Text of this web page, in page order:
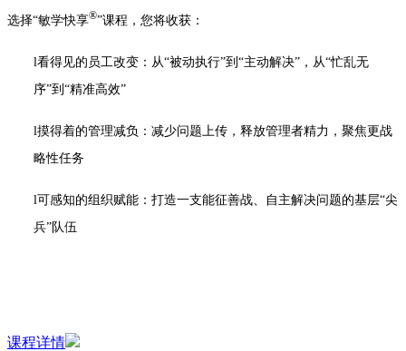
选择“敏学快享®”课程，您将收获：
l看得见的员工改变：从“被动执行”到“主动解决”，从“忙乱无
序”到“精准高效”
l摸得着的管理减负：减少问题上传，释放管理者精力，聚焦更战
略性任务
l可感知的组织赋能：打造一支能征善战、自主解决问题的基层“尖
兵”队伍
课程详情